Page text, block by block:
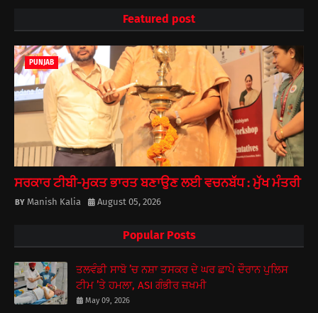
Featured post
PUNJAB
ਸਰਕਾਰ ਟੀਬੀ-ਮੁਕਤ ਭਾਰਤ ਬਣਾਉਣ ਲਈ ਵਚਨਬੱਧ : ਮੁੱਖ ਮੰਤਰੀ
Manish Kalia August 05, 2026
Popular Posts
ਤਲਵੰਡੀ ਸਾਬੋ ’ਚ ਨਸ਼ਾ ਤਸਕਰ ਦੇ ਘਰ ਛਾਪੇ ਦੌਰਾਨ ਪੁਲਿਸ
ਟੀਮ ’ਤੇ ਹਮਲਾ, ASI ਗੰਭੀਰ ਜ਼ਖਮੀ
May 09, 2026